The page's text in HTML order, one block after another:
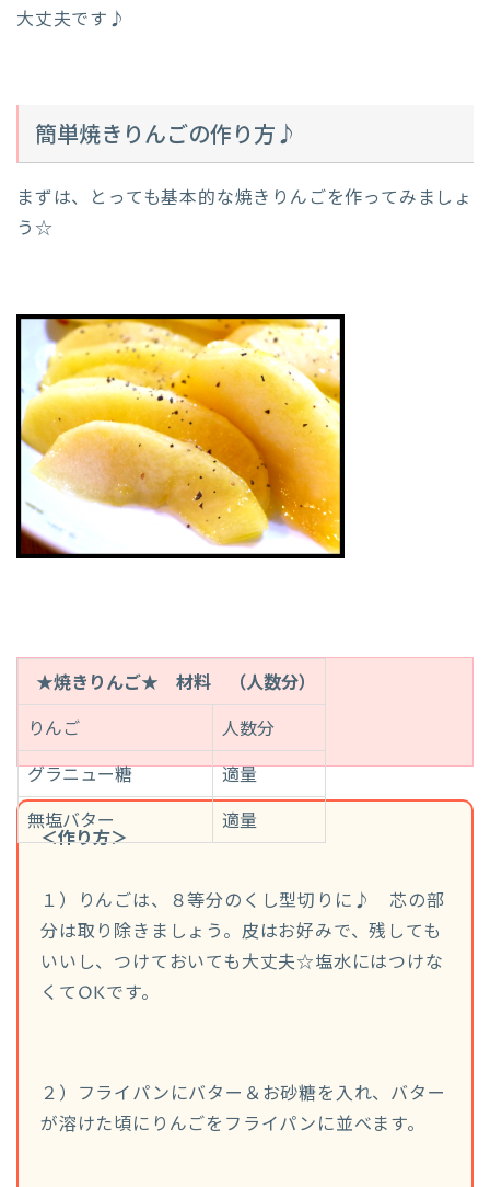
大丈夫です♪
簡単焼きりんごの作り方♪
まずは、とっても基本的な焼きりんごを作ってみましょ
う☆
★焼きりんご★ 材料​ （人数分）
りんご
人数分
グラニュー糖
適量
無塩バター
適量
＜作り方＞
１）りんごは、８等分のくし型切りに♪ 芯の部
分は取り除きましょう。皮はお好みで、残しても
いいし、つけておいても大丈夫☆塩水にはつけな
くてOKです。
２）フライパンにバター＆お砂糖を入れ、バター
が溶けた頃にりんごをフライパンに並べます。